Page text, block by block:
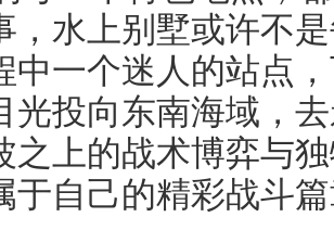
，水上别墅或许不
中一个迷人的站点
光投向东南海域，
之上的战术博弈与
于自己的精彩战斗